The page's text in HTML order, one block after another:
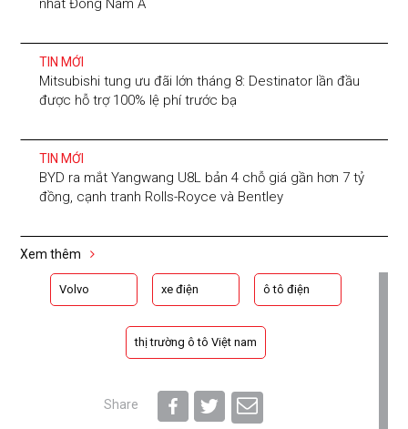
TIN MỚI
Mitsubishi tung ưu đãi lớn tháng 8: Destinator lần đầu
được hỗ trợ 100% lệ phí trước bạ
TIN MỚI
BYD ra mắt Yangwang U8L bản 4 chỗ giá gần hơn 7 tỷ
đồng, cạnh tranh Rolls-Royce và Bentley
Xem thêm
Volvo xe điện ô tô điện
thị trường ô tô Việt nam
Share